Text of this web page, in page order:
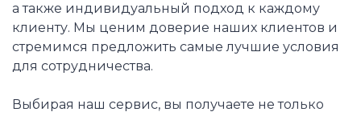
а также индивидуальный подход к каждому
клиенту. Мы ценим доверие наших клиентов и
стремимся предложить самые лучшие условия
для сотрудничества.
Выбирая наш сервис, вы получаете не только